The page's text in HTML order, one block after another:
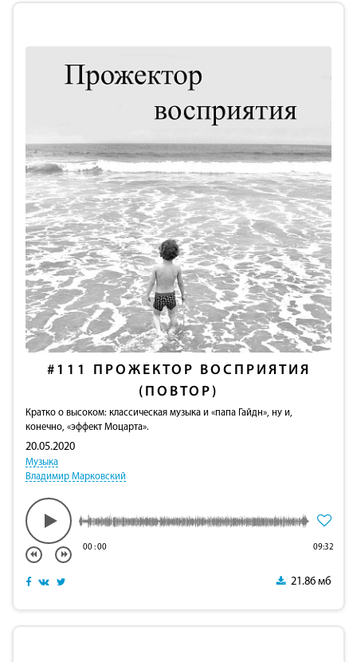
#111
ПРОЖЕКТОР ВОСПРИЯТИЯ
(ПОВТОР)
Кратко о высоком: классическая музыка и «папа Гайдн», ну и,
конечно, «эффект Моцарта».
20.05.2020
Музыка
Владимир Марковский
00:00 09:32
21.86 мб